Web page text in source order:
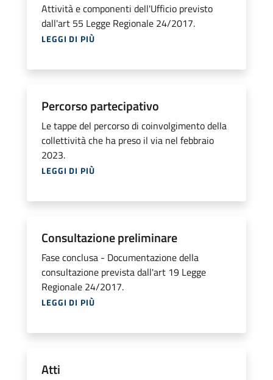
Attività e componenti dell'Ufficio previsto
dall'art 55 Legge Regionale 24/2017.
LEGGI DI PIÙ
Percorso partecipativo
Le tappe del percorso di coinvolgimento della
collettività che ha preso il via nel febbraio
2023.
LEGGI DI PIÙ
Consultazione preliminare
Fase conclusa - Documentazione della
consultazione prevista dall'art 19 Legge
Regionale 24/2017.
LEGGI DI PIÙ
Atti